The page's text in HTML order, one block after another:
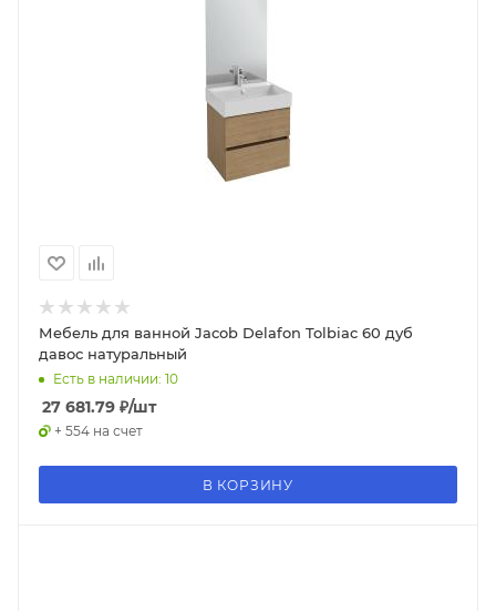
Мебель для ванной Jacob Delafon Tolbiac 60 дуб
давос натуральный
Есть в наличии: 10
27 681.79 ₽/шт
+ 554 на счет
В КОРЗИНУ